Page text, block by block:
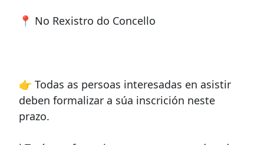
📍 No Rexistro do Concello
👉 Todas as persoas interesadas en asistir
deben formalizar a súa inscrición neste
prazo.